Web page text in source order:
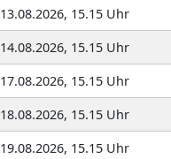
13.08.2026, 15.15 Uhr
14.08.2026, 15.15 Uhr
17.08.2026, 15.15 Uhr
18.08.2026, 15.15 Uhr
19.08.2026, 15.15 Uhr